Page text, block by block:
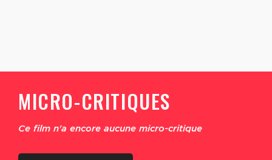
MICRO-CRITIQUES
Ce film n'a encore aucune micro-critique